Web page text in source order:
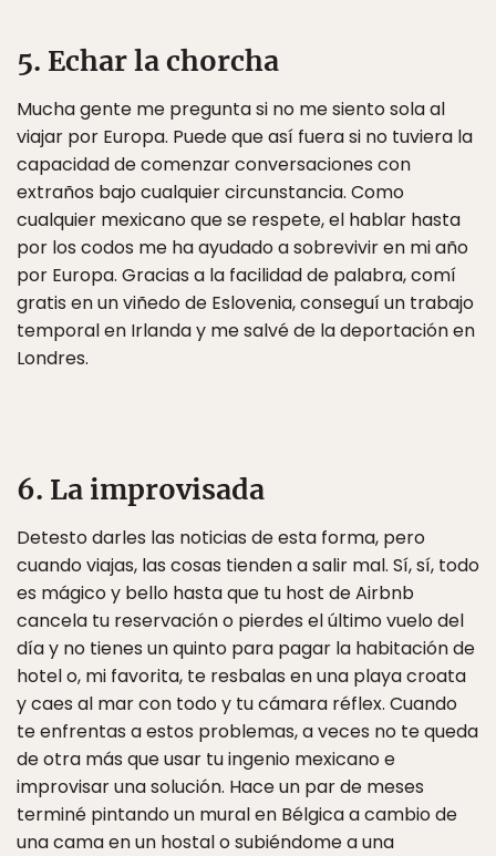
5. Echar la chorcha
Mucha gente me pregunta si no me siento sola al
viajar por Europa. Puede que así fuera si no tuviera la
capacidad de comenzar conversaciones con
extraños bajo cualquier circunstancia. Como
cualquier mexicano que se respete, el hablar hasta
por los codos me ha ayudado a sobrevivir en mi año
por Europa. Gracias a la facilidad de palabra, comí
gratis en un viñedo de Eslovenia, conseguí un trabajo
temporal en Irlanda y me salvé de la deportación en
Londres.
6. La improvisada
Detesto darles las noticias de esta forma, pero
cuando viajas, las cosas tienden a salir mal. Sí, sí, todo
es mágico y bello hasta que tu host de Airbnb
cancela tu reservación o pierdes el último vuelo del
día y no tienes un quinto para pagar la habitación de
hotel o, mi favorita, te resbalas en una playa croata
y caes al mar con todo y tu cámara réflex. Cuando
te enfrentas a estos problemas, a veces no te queda
de otra más que usar tu ingenio mexicano e
improvisar una solución. Hace un par de meses
terminé pintando un mural en Bélgica a cambio de
una cama en un hostal o subiéndome a una